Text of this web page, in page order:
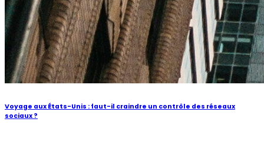
Voyage aux États-Unis : faut-il craindre un contrôle des réseaux
sociaux ?